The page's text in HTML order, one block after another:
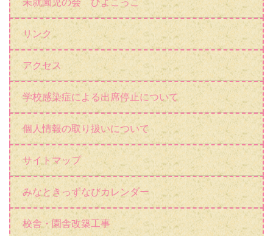
未就園児の会 ひよこっこ
リンク
アクセス
学校感染症による出席停止について
個人情報の取り扱いについて
サイトマップ
みなときっずなびカレンダー
校舎・園舎改築工事